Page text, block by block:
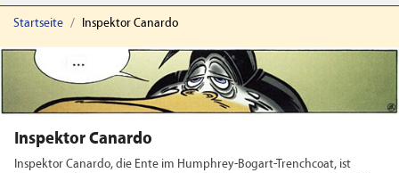
Startseite Inspektor Canardo
Inspektor Canardo
Inspektor Canardo, die Ente im Humphrey-Bogart-Trenchcoat, ist